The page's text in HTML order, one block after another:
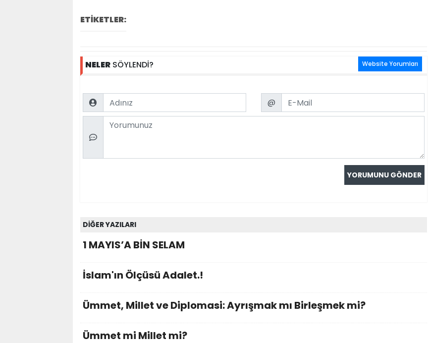
ETİKETLER:
NELER SÖYLENDİ? Website Yorumları
Name Email
@
Comment
DİĞER YAZILARI
1 MAYIS’A BİN SELAM
İslam'ın Ölçüsü Adalet.!
Ümmet, Millet ve Diplomasi: Ayrışmak mı Birleşmek mi?
Ümmet mi Millet mi?